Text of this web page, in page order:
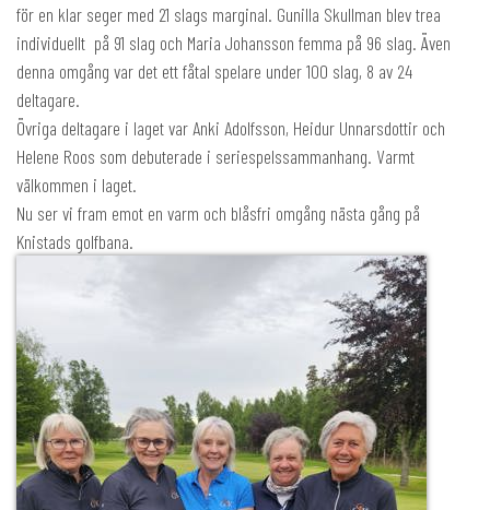
för en klar seger med 21 slags marginal. Gunilla Skullman blev trea
individuellt på 91 slag och Maria Johansson femma på 96 slag. Även
denna omgång var det ett fåtal spelare under 100 slag, 8 av 24
deltagare.
Övriga deltagare i laget var Anki Adolfsson, Heidur Unnarsdottir och
Helene Roos som debuterade i seriespelssammanhang. Varmt
välkommen i laget.
Nu ser vi fram emot en varm och blåsfri omgång nästa gång på
Knistads golfbana.